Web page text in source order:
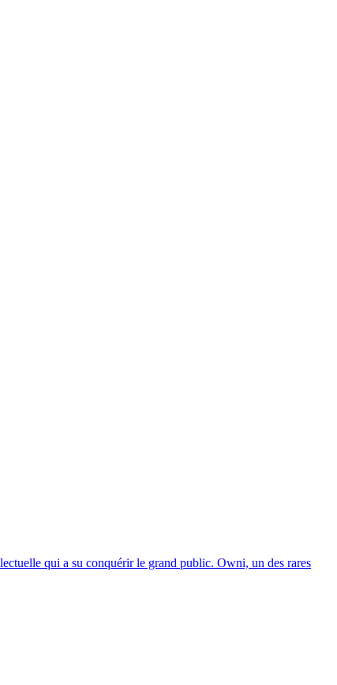
qui a su conquérir le grand public. Owni, un des rares